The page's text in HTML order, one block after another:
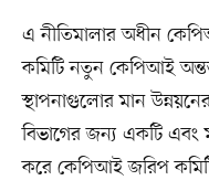
এ নীতিমালার অধীন
কমিটি নতুন কেপিআই
স্থাপনাগুলোর মান
বিভাগের জন্য একটি
করে কেপিআই জরিপ